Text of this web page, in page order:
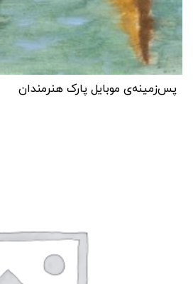
پس‌زمینه‌ی موبایل پارک هنرمندان